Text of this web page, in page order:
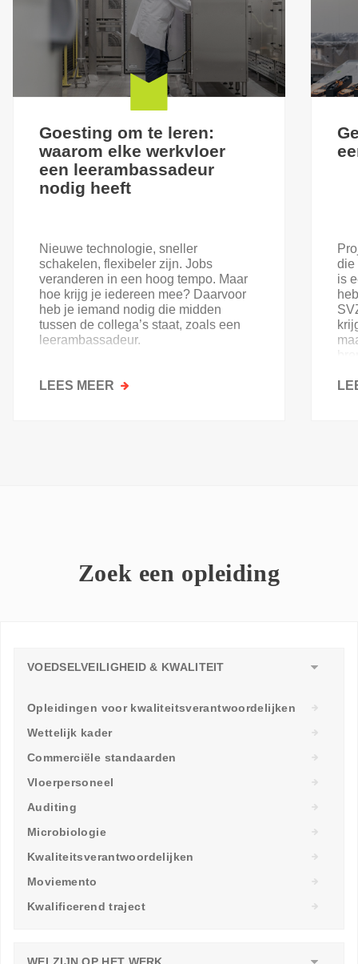
Goesting om te leren:
waarom elke werkvloer
een leerambassadeur
nodig heeft
Nieuwe technologie, sneller
schakelen, flexibeler zijn. Jobs
veranderen in een hoog tempo. Maar
hoe krijg je iedereen mee? Daarvoor
heb je iemand nodig die midden
tussen de collega’s staat, zoals een
leerambassadeur.
LEES MEER OVER
NODIG
die
is
Zoek een opleiding
VOEDSELVEILIGHEID & KWALITEIT
Opleidingen voor kwaliteitsverantwoordelijken
Wettelijk kader
Commerciële standaarden
Vloerpersoneel
Auditing
Microbiologie
Kwaliteitsverantwoordelijken
Moviemento
Kwalificerend traject